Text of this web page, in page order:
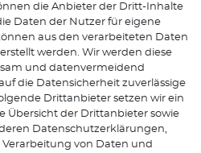
die Anbieter der Dritt-Inhalte
Daten der Nutzer für eigene
aus den verarbeiteten Daten
werden. Wir werden diese
und datenvermeidend
die Datensicherheit zuverlässige
Drittanbieter setzen wir ein
Übersicht der Drittanbieter sowie
Datenschutzerklärungen,
von Daten und